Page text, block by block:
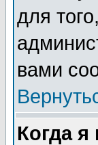
для
вами
Когда